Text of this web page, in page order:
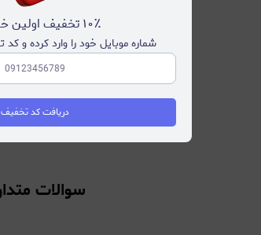
احیا کننده
سوالات
۱۰٪ تخفیف اولین خرید 🎉
شماره موبایل خود را وارد کرده و
دریافت کد تخفیف